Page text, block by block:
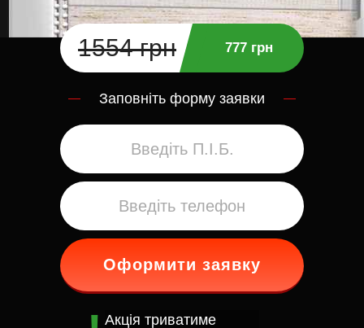
1554 грн 777 грн
Заповніть форму заявки
Оформити заявку
Акція триватиме